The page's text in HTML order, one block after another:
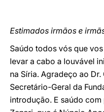
Estimados irmãos e
Saúdo todos vós que
levar a cabo a louvável
na Síria. Agradeço ao
Secretário-Geral da
introdução. E saúdo